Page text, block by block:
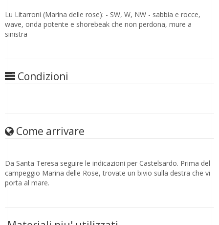
Lu Litarroni (Marina delle rose): - SW, W, NW - sabbia e rocce,
wave, onda potente e shorebeak che non perdona, mure a
sinistra
Condizioni
Come arrivare
Da Santa Teresa seguire le indicazioni per Castelsardo. Prima del
campeggio Marina delle Rose, trovate un bivio sulla destra che vi
porta al mare.